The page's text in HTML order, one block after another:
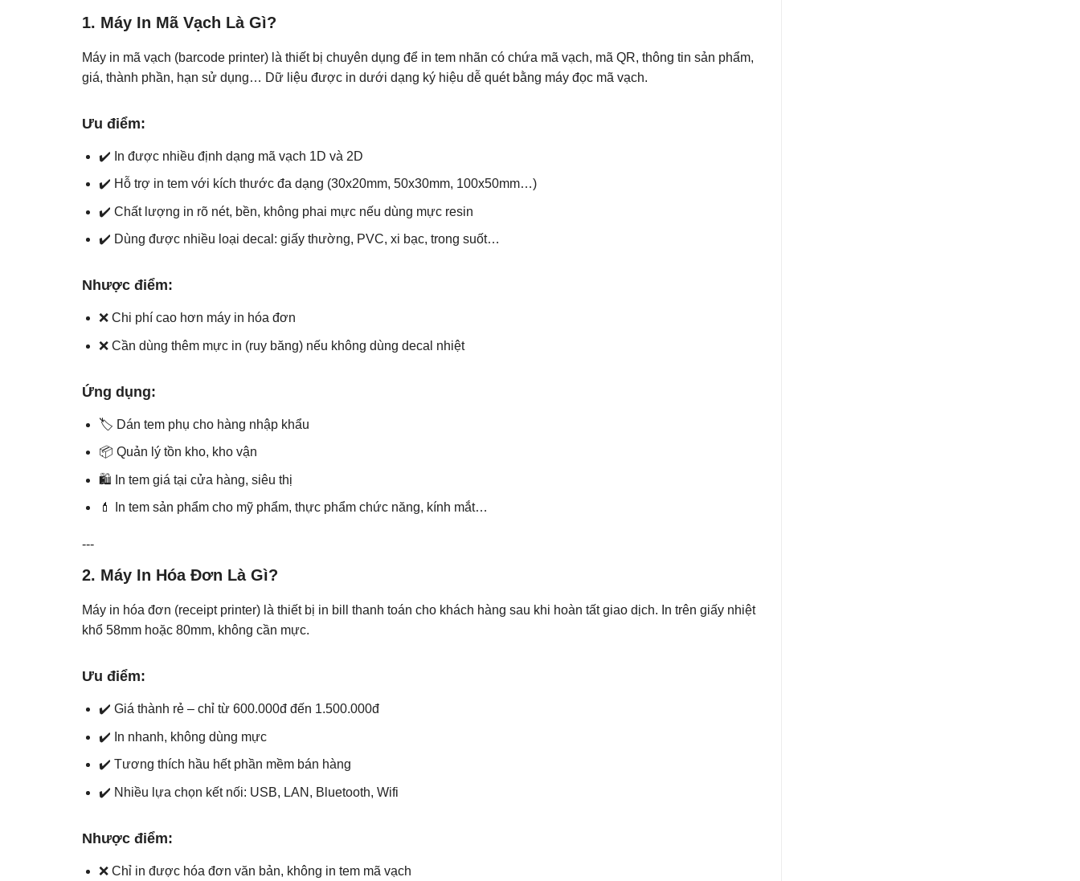
1. Máy In Mã Vạch Là Gì?
Máy in mã vạch (barcode printer) là thiết bị chuyên dụng để in tem nhãn có chứa mã vạch, mã QR, thông tin sản phẩm,
giá, thành phần, hạn sử dụng… Dữ liệu được in dưới dạng ký hiệu dễ quét bằng máy đọc mã vạch.
Ưu điểm:
✔️ In được nhiều định dạng mã vạch 1D và 2D
✔️ Hỗ trợ in tem với kích thước đa dạng (30x20mm, 50x30mm, 100x50mm…)
✔️ Chất lượng in rõ nét, bền, không phai mực nếu dùng mực resin
✔️ Dùng được nhiều loại decal: giấy thường, PVC, xi bạc, trong suốt…
Nhược điểm:
❌ Chi phí cao hơn máy in hóa đơn
❌ Cần dùng thêm mực in (ruy băng) nếu không dùng decal nhiệt
Ứng dụng:
🏷️ Dán tem phụ cho hàng nhập khẩu
📦 Quản lý tồn kho, kho vận
🛍️ In tem giá tại cửa hàng, siêu thị
💄 In tem sản phẩm cho mỹ phẩm, thực phẩm chức năng, kính mắt…
---
2. Máy In Hóa Đơn Là Gì?
Máy in hóa đơn (receipt printer) là thiết bị in bill thanh toán cho khách hàng sau khi hoàn tất giao dịch. In trên giấy nhiệt
khổ 58mm hoặc 80mm, không cần mực.
Ưu điểm:
✔️ Giá thành rẻ – chỉ từ 600.000đ đến 1.500.000đ
✔️ In nhanh, không dùng mực
✔️ Tương thích hầu hết phần mềm bán hàng
✔️ Nhiều lựa chọn kết nối: USB, LAN, Bluetooth, Wifi
Nhược điểm:
❌ Chỉ in được hóa đơn văn bản, không in tem mã vạch